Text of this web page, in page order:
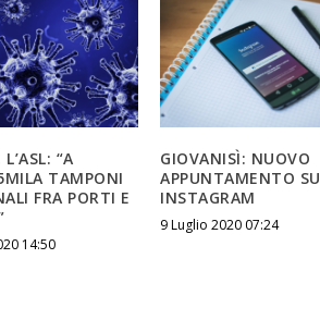
“A
TAMPONI
FRA PORTI E
14:50
GIOVANISÌ: NUOVO
APPUNTAMENTO SU
INSTAGRAM
9 Luglio 2020 07:24